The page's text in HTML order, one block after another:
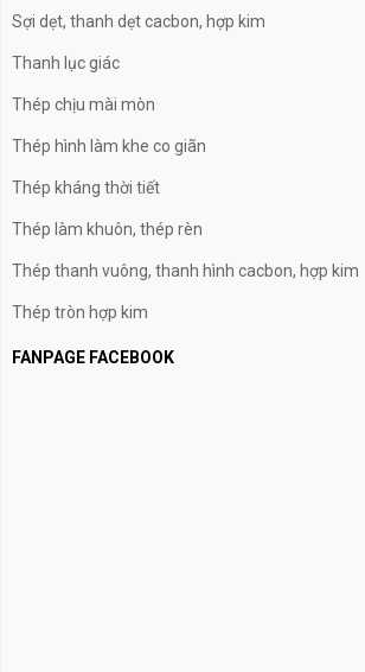
Sợi dẹt, thanh dẹt cacbon, hợp kim
Thanh lục giác
Thép chịu mài mòn
Thép hình làm khe co giãn
Thép kháng thời tiết
Thép làm khuôn, thép rèn
Thép thanh vuông, thanh hình cacbon, hợp kim
Thép tròn hợp kim
FANPAGE FACEBOOK